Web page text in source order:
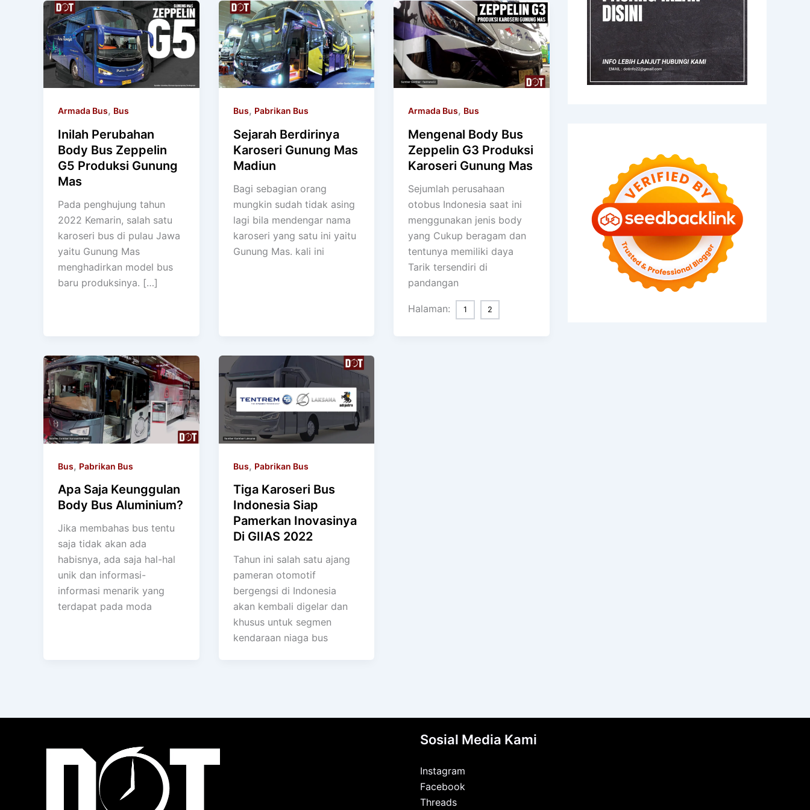
Armada Bus, Bus
Inilah Perubahan
Body Bus Zeppelin
G5 Produksi Gunung
Mas
Pada penghujung tahun
2022 Kemarin, salah satu
karoseri bus di pulau Jawa
yaitu Gunung Mas
menghadirkan model bus
baru produksinya. […]
Bus, Pabrikan Bus
Sejarah Berdirinya
Karoseri Gunung Mas
Madiun
Bagi sebagian orang
mungkin sudah tidak asing
lagi bila mendengar nama
karoseri yang satu ini yaitu
Gunung Mas. kali ini
Armada Bus, Bus
Mengenal Body Bus
Zeppelin G3 Produksi
Karoseri Gunung Mas
Sejumlah perusahaan
otobus Indonesia saat ini
menggunakan jenis body
yang Cukup beragam dan
tentunya memiliki daya
Tarik tersendiri di
pandangan
Halaman: 1 2
Bus, Pabrikan Bus
Apa Saja Keunggulan
Body Bus Aluminium?
Jika membahas bus tentu
saja tidak akan ada
habisnya, ada saja hal-hal
unik dan informasi-
informasi menarik yang
terdapat pada moda
Bus, Pabrikan Bus
Tiga Karoseri Bus
Indonesia Siap
Pamerkan Inovasinya
Di GIIAS 2022
Tahun ini salah satu ajang
pameran otomotif
bergengsi di Indonesia
akan kembali digelar dan
khusus untuk segmen
kendaraan niaga bus
Sosial Media Kami
Instagram
Facebook
Threads